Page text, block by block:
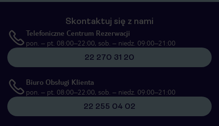
Skontaktuj się z nami
Telefoniczne Centrum Rezerwacji
pon. – pt. 08:00–22:00, sob. – niedz. 09:00–21:00
22 270 31 20
Biuro Obsługi Klienta
pon. – pt. 08:00–22:00, sob. – niedz. 09:00–21:00
22 255 04 02